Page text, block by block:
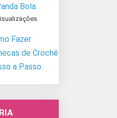
Bola
Fazer
de Crochê
a Passo